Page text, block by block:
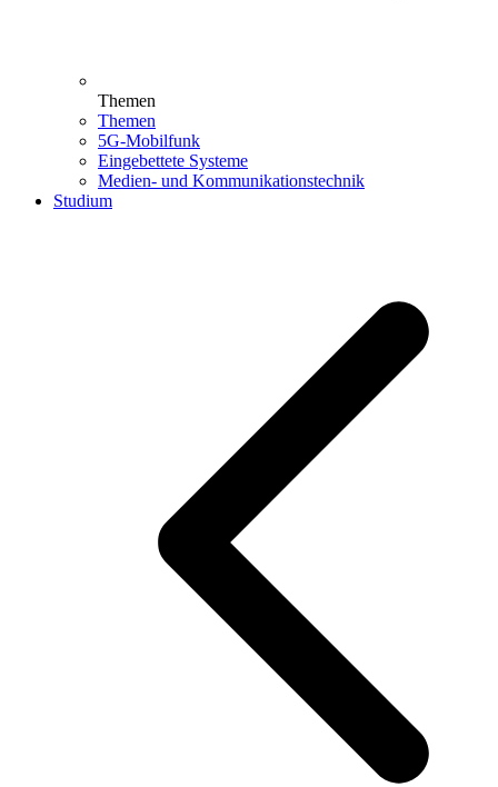
Themen
Themen
5G-Mobilfunk
Eingebettete Systeme
Medien- und Kommunikationstechnik
Studium